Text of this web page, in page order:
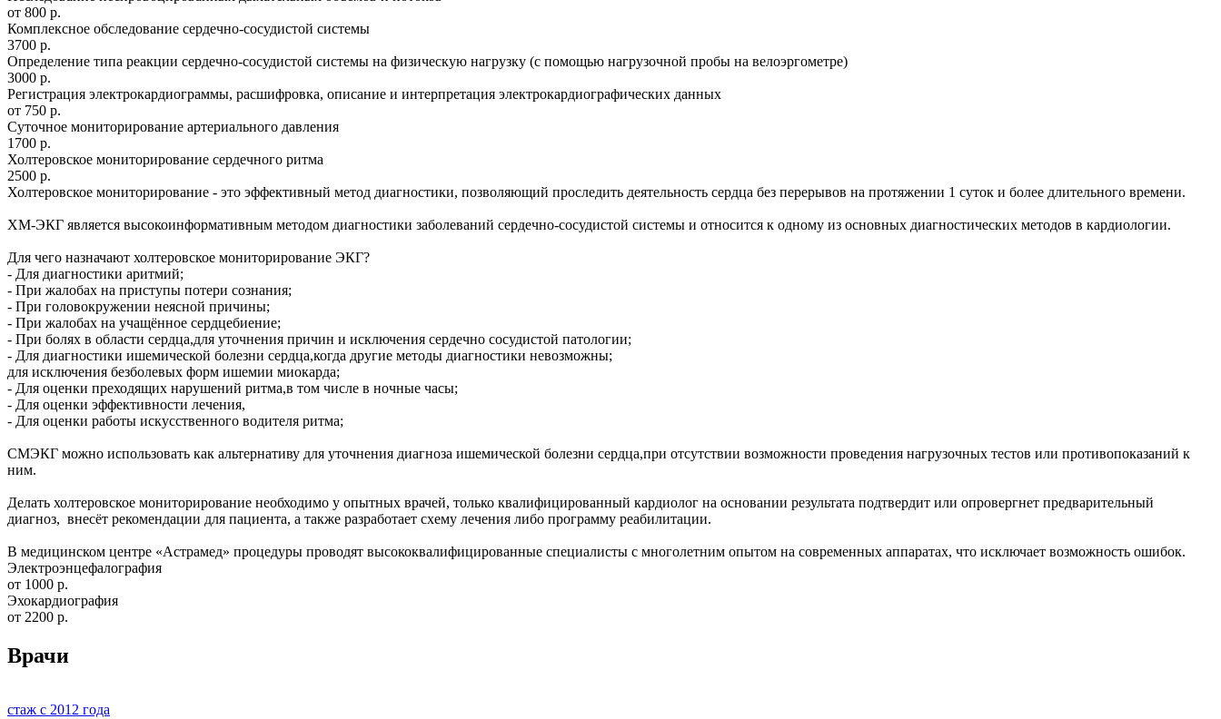
от 800 р.
Комплексное обследование сердечно-сосудистой системы
3700 р.
Определение типа реакции сердечно-сосудистой системы на физическую нагрузку (с помощью нагрузочной пробы на велоэргометре)
3000 р.
Регистрация электрокардиограммы, расшифровка, описание и интерпретация электрокардиографических данных
от 750 р.
Суточное мониторирование артериального давления
1700 р.
Холтеровское мониторирование сердечного ритма
2500 р.
Холтеровское мониторирование - это эффективный метод диагностики, позволяющий проследить деятельность сердца без перерывов на протяжении 1 суток и более длительного времени.
ХМ-ЭКГ является высокоинформативным методом диагностики заболеваний сердечно-сосудистой системы и относится к одному из основных диагностических методов в кардиологии.
Для чего назначают холтеровское мониторирование ЭКГ?
- Для диагностики аритмий;
- При жалобах на приступы потери сознания;
- При головокружении неясной причины;
- При жалобах на учащённое сердцебиение;
- При болях в области сердца,для уточнения причин и исключения сердечно сосудистой патологии;
- Для диагностики ишемической болезни сердца,когда другие методы диагностики невозможны;
для исключения безболевых форм ишемии миокарда;
- Для оценки преходящих нарушений ритма,в том числе в ночные часы;
- Для оценки эффективности лечения,
- Для оценки работы искусственного водителя ритма;
СМЭКГ можно использовать как альтернативу для уточнения диагноза ишемической болезни сердца,при отсутствии возможности проведения нагрузочных тестов или противопоказаний к
ним.
Делать холтеровское мониторирование необходимо у опытных врачей, только квалифицированный кардиолог на основании результата подтвердит или опровергнет предварительный
диагноз, внесёт рекомендации для пациента, а также разработает схему лечения либо программу реабилитации.
В медицинском центре «Астрамед» процедуры проводят высококвалифицированные специалисты с многолетним опытом на современных аппаратах, что исключает возможность ошибок.
Электроэнцефалография
от 1000 р.
Эхокардиография
от 2200 р.
Врачи
стаж с 2012 года